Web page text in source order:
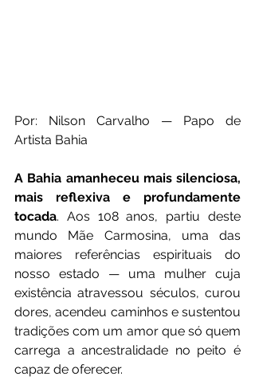
Por: Nilson Carvalho — Papo de
Artista Bahia
A Bahia amanheceu mais silenciosa,
mais reflexiva e profundamente
tocada. Aos 108 anos, partiu deste
mundo Mãe Carmosina, uma das
maiores referências espirituais do
nosso estado — uma mulher cuja
existência atravessou séculos, curou
dores, acendeu caminhos e sustentou
tradições com um amor que só quem
carrega a ancestralidade no peito é
capaz de oferecer.